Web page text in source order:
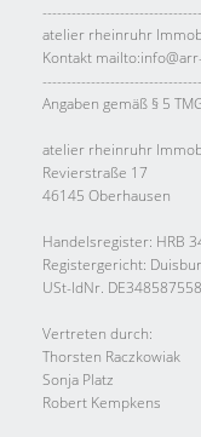
atelier rheinruhr
Kontakt
Angaben gemäß § 5
atelier rheinruhr
Revierstraße 17
46145 Oberhausen
Handelsregister: HRB
Registergericht:
USt-IdNr. DE348587558
Vertreten durch:
Thorsten Raczkowiak
Sonja Platz
Robert Kempkens